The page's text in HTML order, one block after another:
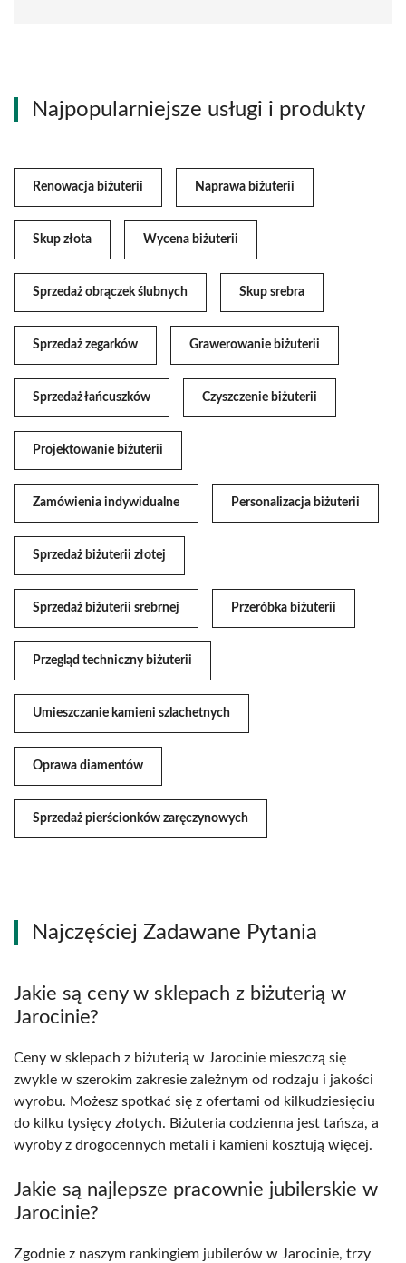
Najpopularniejsze usługi i produkty
Renowacja biżuterii Naprawa biżuterii
Skup złota Wycena biżuterii
Sprzedaż obrączek ślubnych Skup srebra
Sprzedaż zegarków Grawerowanie biżuterii
Sprzedaż łańcuszków Czyszczenie biżuterii
Projektowanie biżuterii
Zamówienia indywidualne Personalizacja biżuterii
Sprzedaż biżuterii złotej
Sprzedaż biżuterii srebrnej Przeróbka biżuterii
Przegląd techniczny biżuterii
Umieszczanie kamieni szlachetnych
Oprawa diamentów
Sprzedaż pierścionków zaręczynowych
Najczęściej Zadawane Pytania
Jakie są ceny w sklepach z biżuterią w
Jarocinie?
Ceny w sklepach z biżuterią w Jarocinie mieszczą się
zwykle w szerokim zakresie zależnym od rodzaju i jakości
wyrobu. Możesz spotkać się z ofertami od kilkudziesięciu
do kilku tysięcy złotych. Biżuteria codzienna jest tańsza, a
wyroby z drogocennych metali i kamieni kosztują więcej.
Jakie są najlepsze pracownie jubilerskie w
Jarocinie?
Zgodnie z naszym rankingiem jubilerów w Jarocinie, trzy